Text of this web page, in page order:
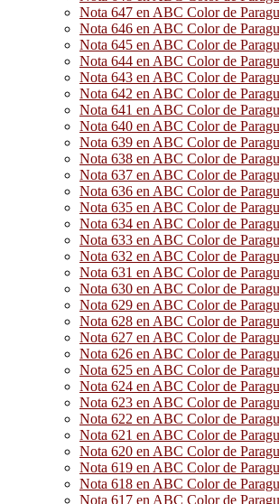
Nota 647 en ABC Color de
Nota 646 en ABC Color de
Nota 645 en ABC Color de
Nota 644 en ABC Color de
Nota 643 en ABC Color de
Nota 642 en ABC Color de
Nota 641 en ABC Color de
Nota 640 en ABC Color de
Nota 639 en ABC Color de
Nota 638 en ABC Color de
Nota 637 en ABC Color de
Nota 636 en ABC Color de
Nota 635 en ABC Color de
Nota 634 en ABC Color de
Nota 633 en ABC Color de
Nota 632 en ABC Color de
Nota 631 en ABC Color de
Nota 630 en ABC Color de
Nota 629 en ABC Color de
Nota 628 en ABC Color de
Nota 627 en ABC Color de
Nota 626 en ABC Color de
Nota 625 en ABC Color de
Nota 624 en ABC Color de
Nota 623 en ABC Color de
Nota 622 en ABC Color de
Nota 621 en ABC Color de
Nota 620 en ABC Color de
Nota 619 en ABC Color de
Nota 618 en ABC Color de
Nota 617 en ABC Color de